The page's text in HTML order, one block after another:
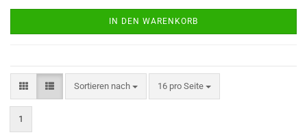
IN DEN WARENKORB
Sortieren nach
Sortieren nach 16 pro Seite
pro Seite
1